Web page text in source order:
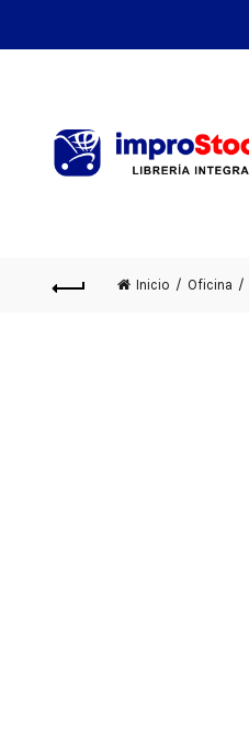
Inicio Oficina